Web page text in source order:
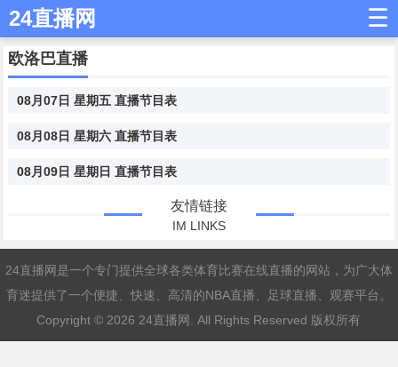
24直播网 ☰
欧洛巴直播
08月07日 星期五 直播节目表
08月08日 星期六 直播节目表
08月09日 星期日 直播节目表
友情链接
IM LINKS
24直播网是一个专门提供全球各类体育比赛在线直播的网站，为广大体
育迷提供了一个便捷、快速、高清的NBA直播、足球直播、观赛平台。
Copyright © 2026 24直播网 . All Rights Reserved 版权所有